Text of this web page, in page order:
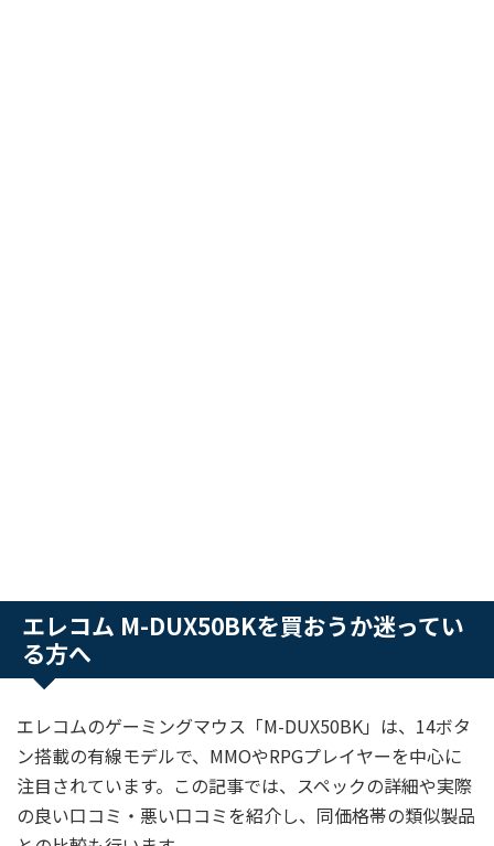
エレコム M-DUX50BKを買おうか迷ってい
る方へ
エレコムのゲーミングマウス「M-DUX50BK」は、14ボタ
ン搭載の有線モデルで、MMOやRPGプレイヤーを中心に
注目されています。この記事では、スペックの詳細や実際
の良い口コミ・悪い口コミを紹介し、同価格帯の類似製品